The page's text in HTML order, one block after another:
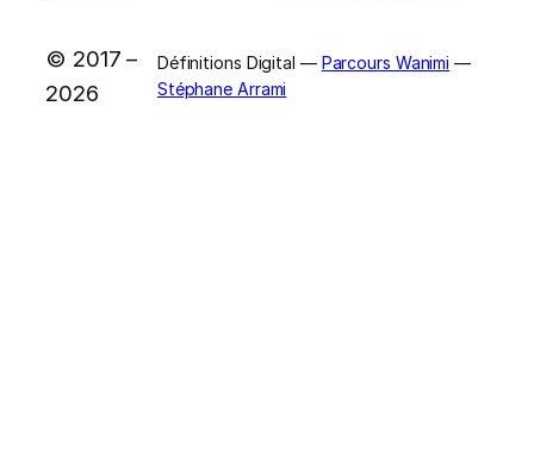
© 2017 –
2026
Définitions Digital — Parcours Wanimi —
Stéphane Arrami